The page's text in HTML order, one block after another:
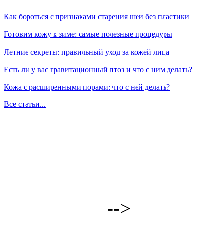
Как бороться с признаками старения шеи без пластики
Готовим кожу к зиме: самые полезные процедуры
Летние секреты: правильный уход за кожей лица
Есть ли у вас гравитационный птоз и что с ним делать?
Кожа с расширенными порами: что с ней делать?
Все статьи...
-->